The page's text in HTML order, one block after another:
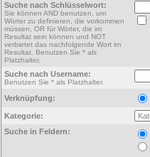
Suche nach Schlüsselwort:
Sie können AND benutzen, um
Wörter zu definieren, die vorkommen
müssen, OR für Wörter, die im
Resultat sein können und NOT
verbietet das nachfolgende Wort im
Resultat. Benutzen Sie * als
Platzhalter.
Suche nach Username:
Benutzen Sie * als Platzhalter.
Verknüpfung:
Kategorie:
Suche in Feldern: